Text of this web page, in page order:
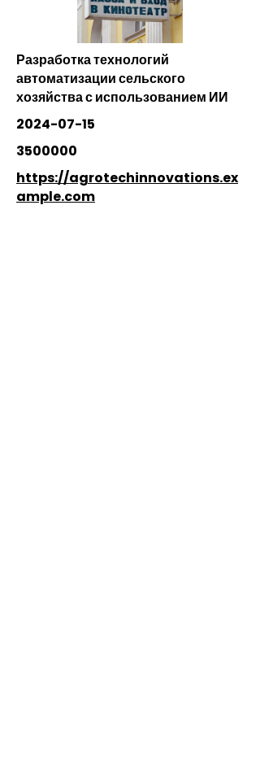
Разработка технологий
автоматизации сельского
хозяйства с использованием ИИ
2024-07-15
3500000
https://agrotechinnovations.ex
ample.com